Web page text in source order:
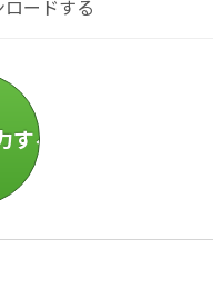
ードする